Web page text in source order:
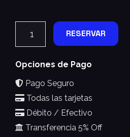
RESERVAR
Opciones de Pago
Pago Seguro
Todas las tarjetas
Débito / Efectivo
Transferencia 5% Off